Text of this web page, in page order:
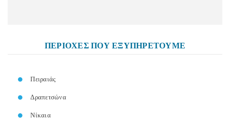
ΠΕΡΙΟΧΕΣ ΠΟΥ ΕΞΥΠΗΡΕΤΟΥΜΕ
Πειραιάς
Δραπετσώνα
Νίκαια